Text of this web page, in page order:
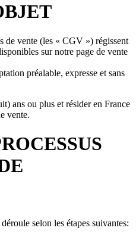
de vente (les « CGV ») régissent
sur notre page de vente
préalable, expresse et sans
ans ou plus et résider en France
vente.
selon les étapes suivantes: